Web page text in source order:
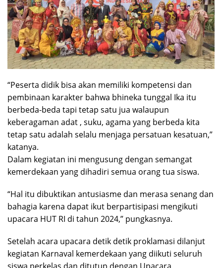
“Peserta didik bisa akan memiliki kompetensi dan
pembinaan karakter bahwa bhineka tunggal Ika itu
berbeda-beda tapi tetap satu jua walaupun
keberagaman adat , suku, agama yang berbeda kita
tetap satu adalah selalu menjaga persatuan kesatuan,”
katanya.
Dalam kegiatan ini mengusung dengan semangat
kemerdekaan yang dihadiri semua orang tua siswa.
“Hal itu dibuktikan antusiasme dan merasa senang dan
bahagia karena dapat ikut berpartisipasi mengikuti
upacara HUT RI di tahun 2024,” pungkasnya.
Setelah acara upacara detik detik proklamasi dilanjut
kegiatan Karnaval kemerdekaan yang diikuti seluruh